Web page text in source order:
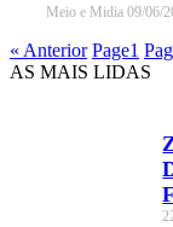
Meio e Midia 09/06/
« Anterior Page1
AS MAIS LIDAS